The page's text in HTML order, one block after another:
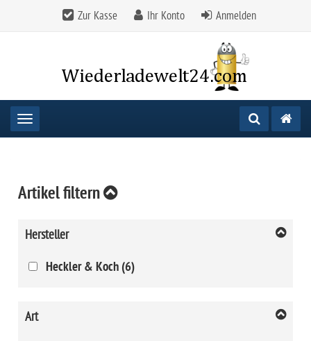
Zur Kasse Ihr Konto Anmelden
Toggle navigation
Artikel filtern
Hersteller
Heckler & Koch (6)
Art